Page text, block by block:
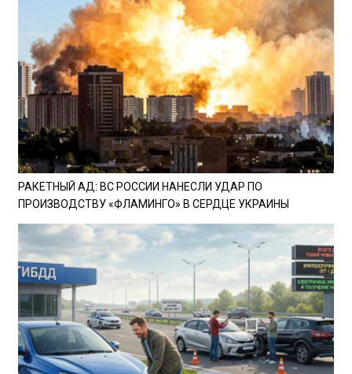
РАКЕТНЫЙ АД: ВС РОССИИ НАНЕСЛИ УДАР ПО
ПРОИЗВОДСТВУ «ФЛАМИНГО» В СЕРДЦЕ УКРАИНЫ